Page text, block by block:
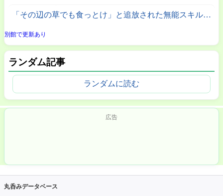
「その辺の草でも食っとけ」と追放された無能スキル【植物食い】持ち転生者、エルフの里で幻の植物を食べて無双する
別館で更新あり
ランダム記事
ランダムに読む
広告
丸呑みデータベース